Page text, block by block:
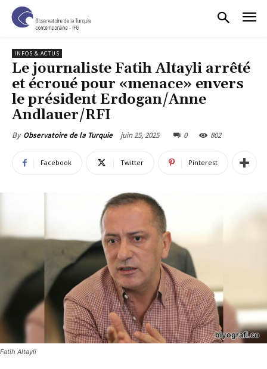
INFOS & ACTUS
Le journaliste Fatih Altayli arrêté
et écroué pour «menace» envers
le président Erdogan/Anne
Andlauer/RFI
By Observatoire de la Turquie juin 25, 2025 0 802
Facebook Twitter Pinterest
Fatih Altayli